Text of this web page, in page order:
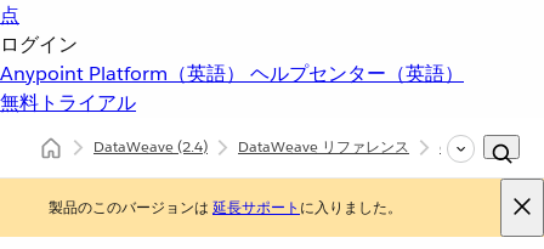
点
ログイン
Anypoint Platform（英語） ヘルプセンター（英語）
無料トライアル
DataWeave(2.4) DataWeave リファレンス
製品のこのバージョンは 延長サポート に入りました。